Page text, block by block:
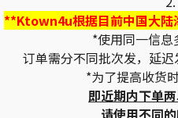
**Ktown4u根据目前中国大陆
*使用同一信息
订单需分不同批次发，延
*为了提高收货
即近期内下单两
请使用不同的